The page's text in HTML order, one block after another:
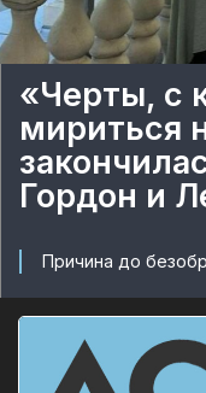
«Черты, с
мириться
Гордон и
Причина до